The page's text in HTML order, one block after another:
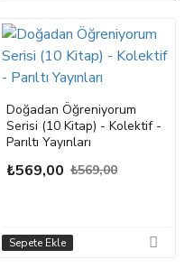
Doğadan Öğreniyorum
Serisi (10 Kitap) - Kolektif -
Parıltı Yayınları
₺569,00 ₺569,00
Sepete Ekle